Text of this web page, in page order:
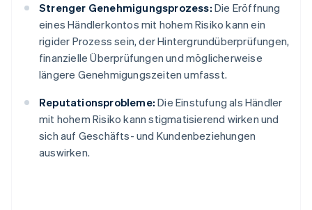
Strenger Genehmigungsprozess: Die Eröffnung
eines Händlerkontos mit hohem Risiko kann ein
rigider Prozess sein, der Hintergrundüberprüfungen,
finanzielle Überprüfungen und möglicherweise
längere Genehmigungszeiten umfasst.
Reputationsprobleme: Die Einstufung als Händler
mit hohem Risiko kann stigmatisierend wirken und
sich auf Geschäfts- und Kundenbeziehungen
auswirken.